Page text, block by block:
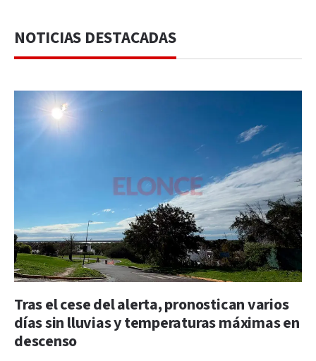
NOTICIAS DESTACADAS
Tras el cese del alerta, pronostican varios
días sin lluvias y temperaturas máximas en
descenso